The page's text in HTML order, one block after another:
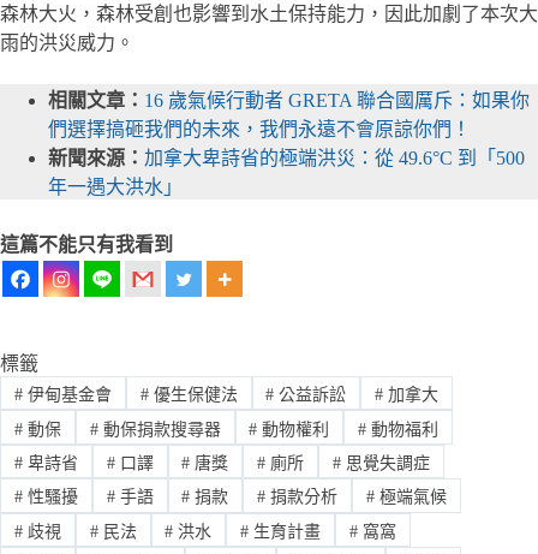
森林大火，森林受創也影響到水土保持能力，因此加劇了本次大
雨的洪災威力。
相關文章： 16 歲氣候行動者 GRETA 聯合國厲斥：如果你
們選擇搞砸我們的未來，我們永遠不會原諒你們！
新聞來源： 加拿大卑詩省的極端洪災：從 49.6°C 到「500
年一遇大洪水」
這篇不能只有我看到
標籤
#伊甸基金會 #優生保健法 # 公益訴訟 # 加拿大
#動保 #動保捐款搜尋器 # 動物權利 # 動物福利
#卑詩省 #口譯 # 唐獎 # 廁所 # 思覺失調症
#性騷擾 #手語 # 捐款 # 捐款分析 # 極端氣候
#歧視 #民法 # 洪水 # 生育計畫 # 窩窩